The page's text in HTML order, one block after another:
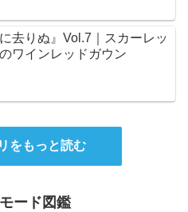
に去りぬ』Vol.7｜スカーレッ
ワインレッドガウン
をもっと読む
ード図鑑